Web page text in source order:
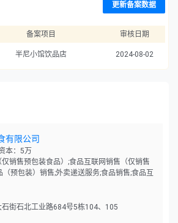
更新备案数据
备案项目 审核日期
半尼小馆饮品店 2024-08-02
有限公司
本：5万
销售预包装食品）;食品互联网销售（仅销售
预包装）销售;外卖递送服务;食品销售;食品互
街石北工业路684号5栋104、105